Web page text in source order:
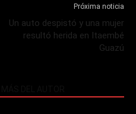
Próxima noticia
Un auto despistó y una mujer
resultó herida en Itaembé
Guazú